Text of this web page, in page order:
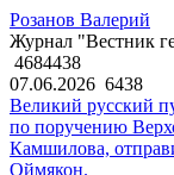
Розанов Валерий
Журнал "Вестник
4684438
07.06.2026 6438
Великий русский
по поручению
Камшилова,
Оймякон.